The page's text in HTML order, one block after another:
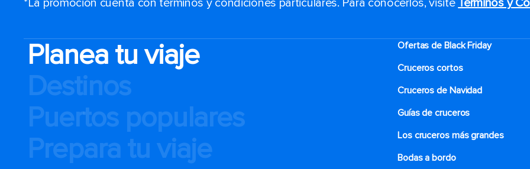
*La promoción cuenta con términos y condiciones particulares. Para conocerlos, visite Términos y
Planea tu viaje
Destinos
Puertos populares
Prepara tu viaje
Ofertas de Black Friday
Cruceros cortos
Cruceros de Navidad
Guías de cruceros
Los cruceros más grandes
Bodas a bordo